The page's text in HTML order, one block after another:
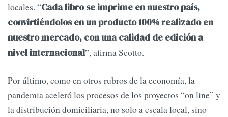
locales. “Cada libro se imprime en nuestro país,
convirtiéndolos en un producto 100% realizado en
nuestro mercado, con una calidad de edición a
nivel internacional”, afirma Scotto.
Por último, como en otros rubros de la economía, la
pandemia aceleró los procesos de los proyectos “on line” y
la distribución domiciliaria, no solo a escala local, sino